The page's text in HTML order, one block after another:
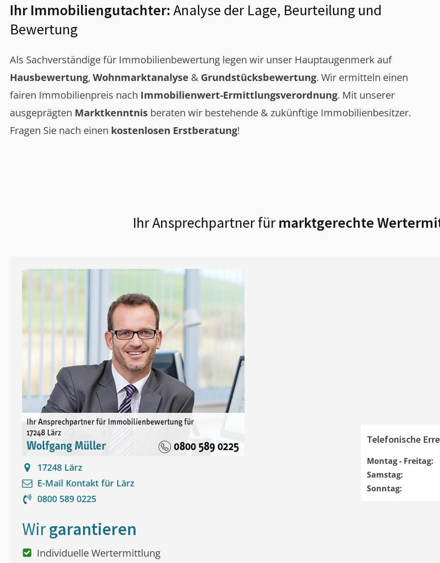
Ihr Immobiliengutachter: Analyse der Lage, Beurteilung und
Bewertung
Als Sachverständige für Immobilienbewertung legen wir unser Hauptaugenmerk auf
Hausbewertung, Wohnmarktanalyse & Grundstücksbewertung. Wir ermitteln einen
fairen Immobilienpreis nach Immobilienwert-Ermittlungsverordnung. Mit unserer
ausgeprägten Marktkenntnis beraten wir bestehende & zukünftige Immobilienbesitzer.
Fragen Sie nach einen kostenlosen Erstberatung!
Ihr Ansprechpartner für marktgerechte
17248 Lärz
E-Mail Kontakt für Lärz
0800 589 0225
Telefonische
Montag - Freitag:
Samstag:
Sonntag:
Wirgarantieren
Individuelle Wertermittlung